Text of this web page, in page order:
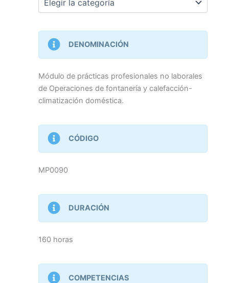
DENOMINACIÓN
Módulo de prácticas profesionales no laborales
de Operaciones de fontanería y calefacción-
climatización doméstica.
CÓDIGO
MP0090
DURACIÓN
160 horas
COMPETENCIAS